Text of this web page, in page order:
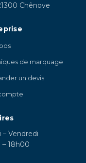
Chênove
de marquage
un devis
– Vendredi
18h00